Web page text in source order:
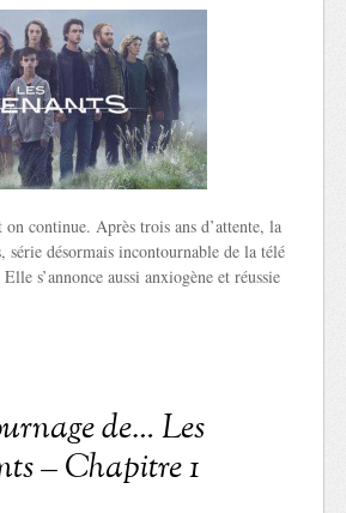
on continue. Après trois ans d’attente, la
série désormais incontournable de la télé
s’annonce aussi anxiogène et réussie
de… Les
– Chapitre 1